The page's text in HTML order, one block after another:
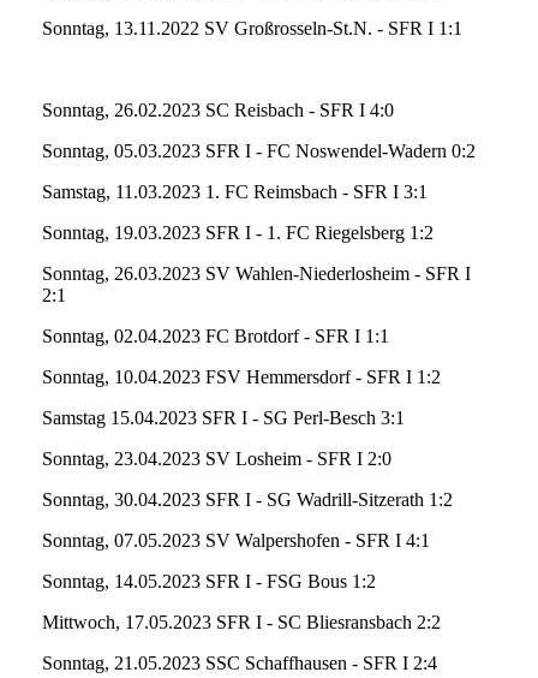
Sonntag, 13.11.2022 SV Großrosseln-St.N. - SFR I 1:1
Sonntag, 26.02.2023 SC Reisbach - SFR I 4:0
Sonntag, 05.03.2023 SFR I - FC Noswendel-Wadern 0:2
Samstag, 11.03.2023 1. FC Reimsbach - SFR I 3:1
Sonntag, 19.03.2023 SFR I - 1. FC Riegelsberg 1:2
Sonntag, 26.03.2023 SV Wahlen-Niederlosheim - SFR I
2:1
Sonntag, 02.04.2023 FC Brotdorf - SFR I 1:1
Sonntag, 10.04.2023 FSV Hemmersdorf - SFR I 1:2
Samstag 15.04.2023 SFR I - SG Perl-Besch 3:1
Sonntag, 23.04.2023 SV Losheim - SFR I 2:0
Sonntag, 30.04.2023 SFR I - SG Wadrill-Sitzerath 1:2
Sonntag, 07.05.2023 SV Walpershofen - SFR I 4:1
Sonntag, 14.05.2023 SFR I - FSG Bous 1:2
Mittwoch, 17.05.2023 SFR I - SC Bliesransbach 2:2
Sonntag, 21.05.2023 SSC Schaffhausen - SFR I 2:4